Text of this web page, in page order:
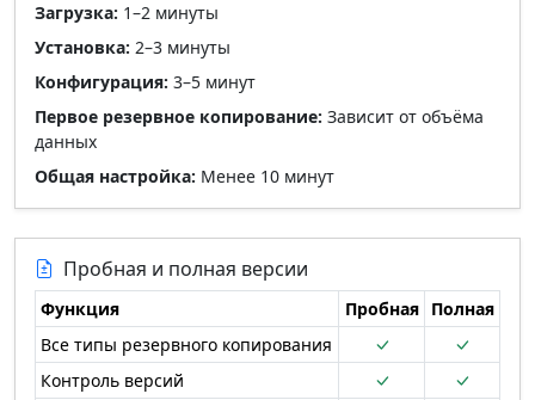
Загрузка: 1–2 минуты
Установка: 2–3 минуты
Конфигурация: 3–5 минут
Первое резервное копирование: Зависит от объёма
данных
Общая настройка: Менее 10 минут
Пробная и полная версии
Функция Пробная
Полная
Все типы резервного копирования
Контроль версий